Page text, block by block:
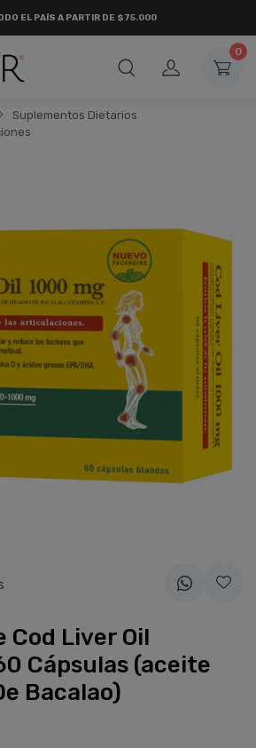
0
Suplementos Dietarios
Liver Oil
Cápsulas (aceite
Bacalao)